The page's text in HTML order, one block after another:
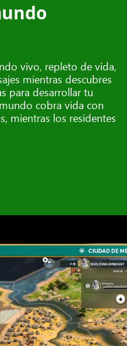
vivo, repleto de vida,
mientras descubres
para desarrollar tu
cobra vida con
mientras los residentes